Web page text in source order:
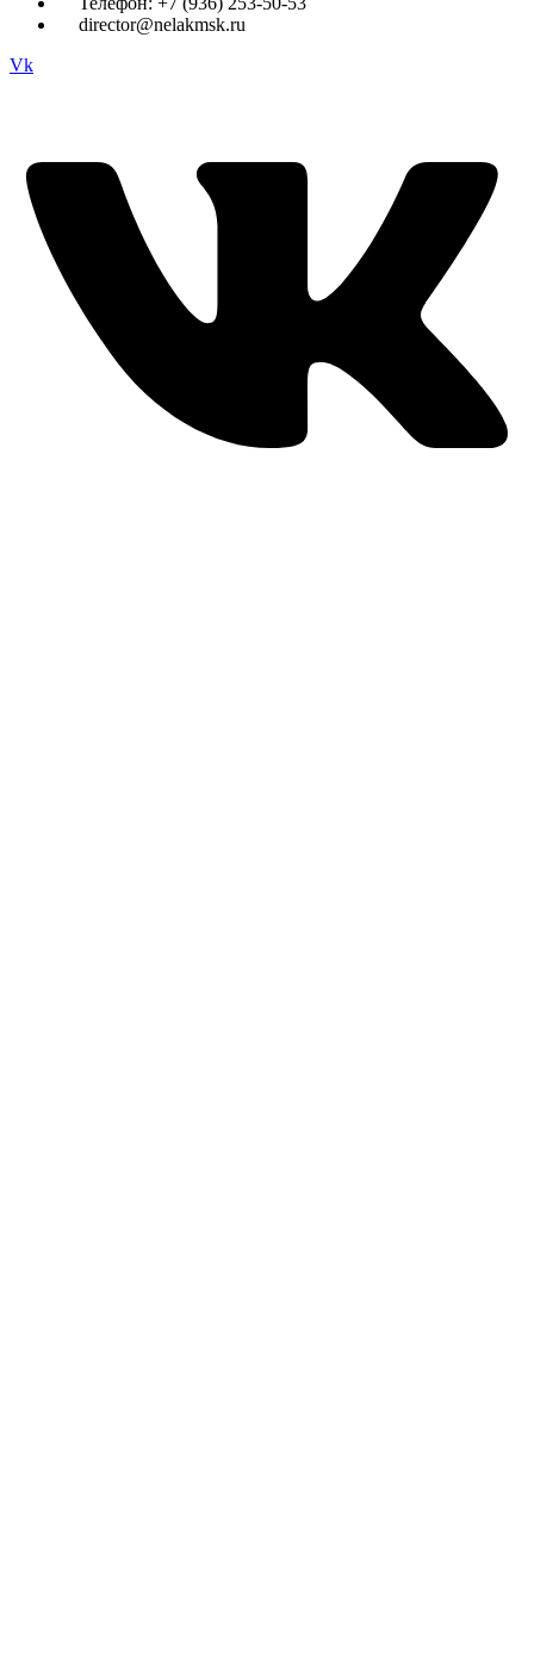
director@nelakmsk.ru
Vk